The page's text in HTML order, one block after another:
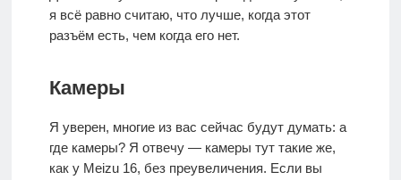
я всё равно считаю, что лучше, когда этот
разъём есть, чем когда его нет.
Камеры
Я уверен, многие из вас сейчас будут думать: а
где камеры? Я отвечу — камеры тут такие же,
как у Meizu 16, без преувеличения. Если вы